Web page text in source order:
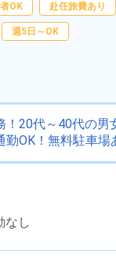
OK 赴任旅費あり
週5日～OK
20代～40代の
OK！無料駐車場
なし